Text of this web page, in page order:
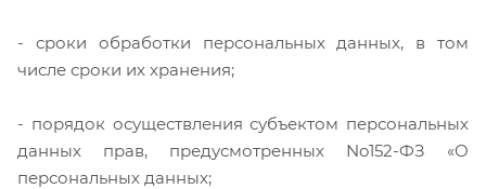
- сроки обработки персональных данных, в том
числе сроки их хранения;
- порядок осуществления субъектом персональных
данных прав, предусмотренных No152-ФЗ «О
персональных данных;